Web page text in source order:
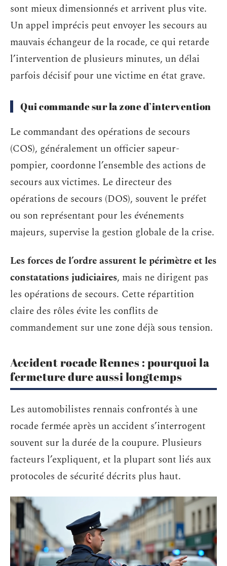
sont mieux dimensionnés et arrivent plus vite.
Un appel imprécis peut envoyer les secours au
mauvais échangeur de la rocade, ce qui retarde
l’intervention de plusieurs minutes, un délai
parfois décisif pour une victime en état grave.
Qui commande sur la zone d’intervention
Le commandant des opérations de secours
(COS), généralement un officier sapeur-
pompier, coordonne l’ensemble des actions de
secours aux victimes. Le directeur des
opérations de secours (DOS), souvent le préfet
ou son représentant pour les événements
majeurs, supervise la gestion globale de la crise.
Les forces de l’ordre assurent le périmètre et les
constatations judiciaires, mais ne dirigent pas
les opérations de secours. Cette répartition
claire des rôles évite les conflits de
commandement sur une zone déjà sous tension.
Accident rocade Rennes : pourquoi la
fermeture dure aussi longtemps
Les automobilistes rennais confrontés à une
rocade fermée après un accident s’interrogent
souvent sur la durée de la coupure. Plusieurs
facteurs l’expliquent, et la plupart sont liés aux
protocoles de sécurité décrits plus haut.